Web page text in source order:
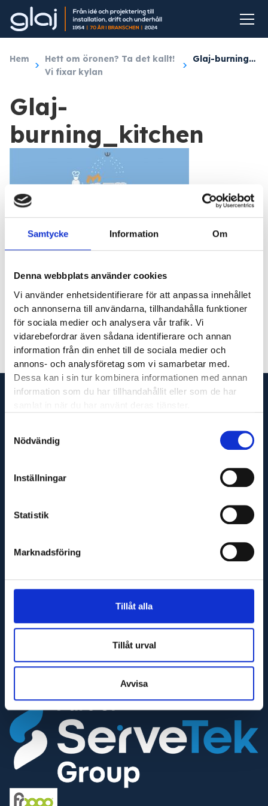
Samtycke Information Om
Denna webbplats använder cookies
Vi använder enhetsidentifierare för att anpassa innehållet
och annonserna till användarna, tillhandahålla funktioner
för sociala medier och analysera vår trafik. Vi
vidarebefordrar även sådana identifierare och annan
information från din enhet till de sociala medier och
annons- och analysföretag som vi samarbetar med.
Dessa kan i sin tur kombinera informationen med annan
information som du har tillhandahållit eller som de har
Nödvändig
Inställningar
Statistik
Marknadsföring
Tillåt alla
Tillåt urval
Avvisa
Hem
Hett om öronen? Ta det kallt!
Vi fixar kylan
Glaj-burning_kitchen
Glaj-
burning_kitchen
Jonatan Viström
Vi är din fullservicepartner som levererar produkter
till hela Sverige och utför servicetjänster runt om i
Adress
Varnhemsgatan 18F
E-post
Telefon
Telefontid
Helgfria vardagar 07:30-16:30